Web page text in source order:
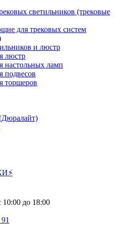
светильников (трековые
для трековых систем
и люстр
люстр
настольных ламп
подвесов
торшеров
до 18:00